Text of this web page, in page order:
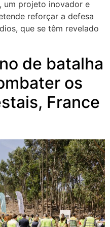
um projeto inovador e
reforçar a defesa
que se têm revelado
de batalha
os
France